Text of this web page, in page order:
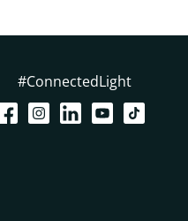
#ConnectedLight